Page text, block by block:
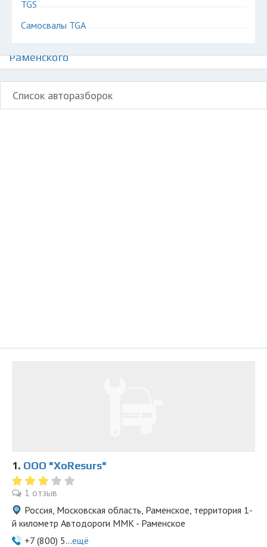
TGS
Самосвалы TGA
Раменского
Список авторазборок
1. OOO "XoResurs"
1 отзыв
Россия, Московская область, Раменское, территория 1-
й километр Автодороги ММК - Раменское
+7 (800) 5...ещё